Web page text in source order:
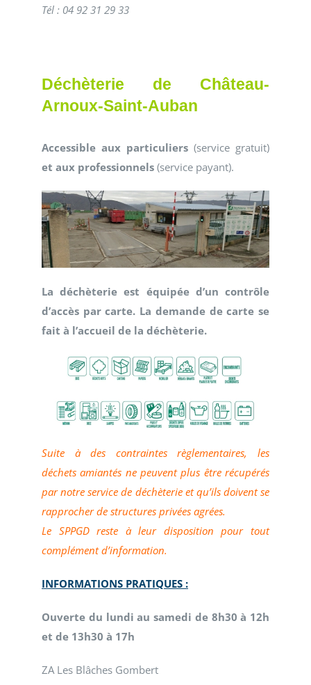
Tél : 04 92 31 29 33
Déchèterie de Château-
Arnoux-Saint-Auban
Accessible aux particuliers (service gratuit)
et aux professionnels (service payant).
La déchèterie est équipée d’un contrôle
d’accès par carte. La demande de carte se
fait à l’accueil de la déchèterie.
Suite à des contraintes règlementaires, les
déchets amiantés ne peuvent plus être récupérés
par notre service de déchèterie et qu’ils doivent se
rapprocher de structures privées agrées.
Le SPPGD reste à leur disposition pour tout
complément d’information.
INFORMATIONS PRATIQUES :
Ouverte du lundi au samedi de 8h30 à 12h
et de 13h30 à 17h
ZA Les Blâches Gombert